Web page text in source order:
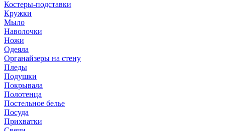
Костеры-подставки
Кружки
Мыло
Наволочки
Ножи
Одеяла
Органайзеры на стену
Пледы
Подушки
Покрывала
Полотенца
Постельное белье
Посуда
Прихватки